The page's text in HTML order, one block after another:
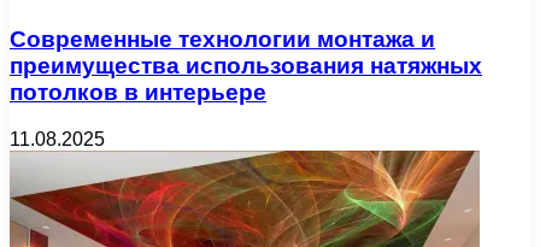
Современные технологии монтажа и
преимущества использования натяжных
потолков в интерьере
11.08.2025